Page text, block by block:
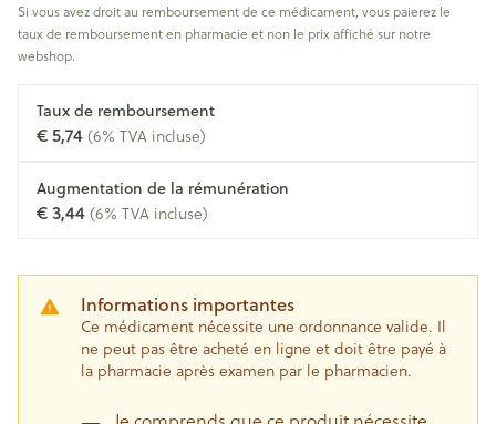
Si vous avez droit au remboursement de ce médicament, vous paierez le
taux de remboursement en pharmacie et non le prix affiché sur notre
webshop.
Taux de remboursement
€ 5,74(6% TVA incluse)
Augmentation de la rémunération
€ 3,44(6% TVA incluse)
Informations importantes
Ce médicament nécessite une ordonnance valide. Il
ne peut pas être acheté en ligne et doit être payé à
la pharmacie après examen par le pharmacien.